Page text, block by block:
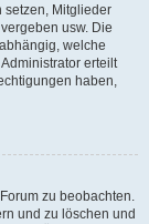
setzen, Mitglieder
usw. Die
welche
erteilt
haben,
zu beobachten.
und zu löschen und